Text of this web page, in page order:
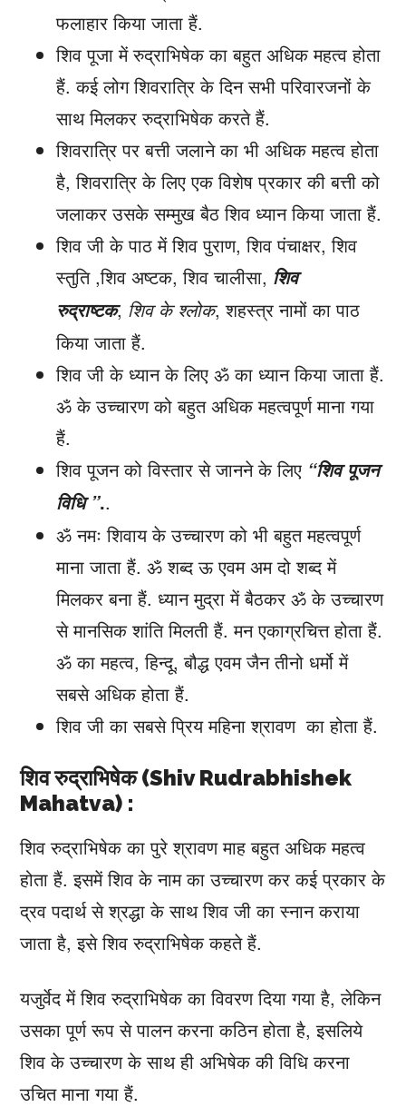
फलाहार किया जाता हैं.
शिव पूजा में रुद्राभिषेक का बहुत अधिक महत्व होता
हैं. कई लोग शिवरात्रि के दिन सभी परिवारजनों के
साथ मिलकर रुद्राभिषेक करते हैं.
शिवरात्रि पर बत्ती जलाने का भी अधिक महत्व होता
है, शिवरात्रि के लिए एक विशेष प्रकार की बत्ती को
जलाकर उसके सम्मुख बैठ शिव ध्यान किया जाता हैं.
शिव जी के पाठ में शिव पुराण, शिव पंचाक्षर, शिव
स्तुति ,शिव अष्टक, शिव चालीसा, शिव
रुद्राष्टक, शिव के श्लोक, शहस्त्र नामों का पाठ
किया जाता हैं.
शिव जी के ध्यान के लिए ॐ का ध्यान किया जाता हैं.
ॐ के उच्चारण को बहुत अधिक महत्वपूर्ण माना गया
हैं.
शिव पूजन को विस्तार से जानने के लिए “शिव पूजन
विधि ”..
ॐ नमः शिवाय के उच्चारण को भी बहुत महत्वपूर्ण
माना जाता हैं. ॐ शब्द ऊ एवम अम दो शब्द में
मिलकर बना हैं. ध्यान मुद्रा में बैठकर ॐ के उच्चारण
से मानसिक शांति मिलती हैं. मन एकाग्रचित्त होता हैं.
ॐ का महत्व, हिन्दू, बौद्ध एवम जैन तीनो धर्मो में
सबसे अधिक होता हैं.
शिव जी का सबसे प्रिय महिना श्रावण का होता हैं.
शिव रुद्राभिषेक (Shiv Rudrabhishek
Mahatva) :
शिव रुद्राभिषेक का पुरे श्रावण माह बहुत अधिक महत्व
होता हैं. इसमें शिव के नाम का उच्चारण कर कई प्रकार के
द्रव पदार्थ से श्रद्धा के साथ शिव जी का स्नान कराया
जाता है, इसे शिव रुद्राभिषेक कहते हैं.
यजुर्वेद में शिव रुद्राभिषेक का विवरण दिया गया है, लेकिन
उसका पूर्ण रूप से पालन करना कठिन होता है, इसलिये
शिव के उच्चारण के साथ ही अभिषेक की विधि करना
उचित माना गया हैं.